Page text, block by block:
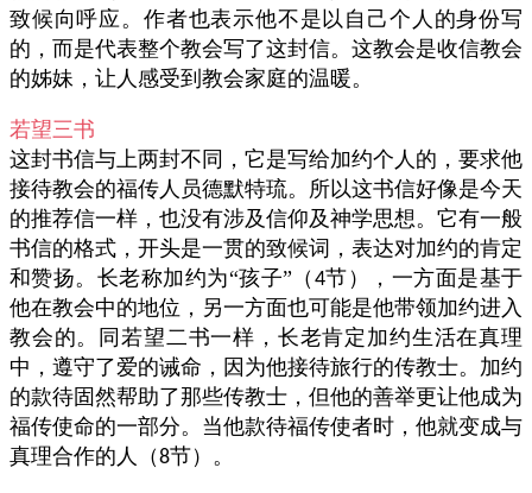
致候向呼应。作者也表示他不是以自己个人的身份写
的，而是代表整个教会写了这封信。这教会是收信教会
的姊妹，让人感受到教会家庭的温暖。
若望三书
这封书信与上两封不同，它是写给加约个人的，要求他
接待教会的福传人员德默特琉。所以这书信好像是今天
的推荐信一样，也没有涉及信仰及神学思想。它有一般
书信的格式，开头是一贯的致候词，表达对加约的肯定
和赞扬。长老称加约为“孩子”（ 4节），一方面是基于
他在教会中的地位，另一方面也可能是他带领加约进入
教会的。同若望二书一样，长老肯定加约生活在真理
中，遵守了爱的诫命，因为他接待旅行的传教士。加约
的款待固然帮助了那些传教士，但他的善举更让他成为
福传使命的一部分。当他款待福传使者时，他就变成与
真理合作的人（8节）。